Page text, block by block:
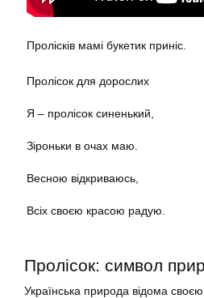
Пролісків мамі букетик приніс.
Пролісок для дорослих
Я – пролісок синенький,
Зіроньки в очах маю.
Весною відкриваюсь,
Всіх своєю красою радую.
Пролісок: символ
Українська природа відома